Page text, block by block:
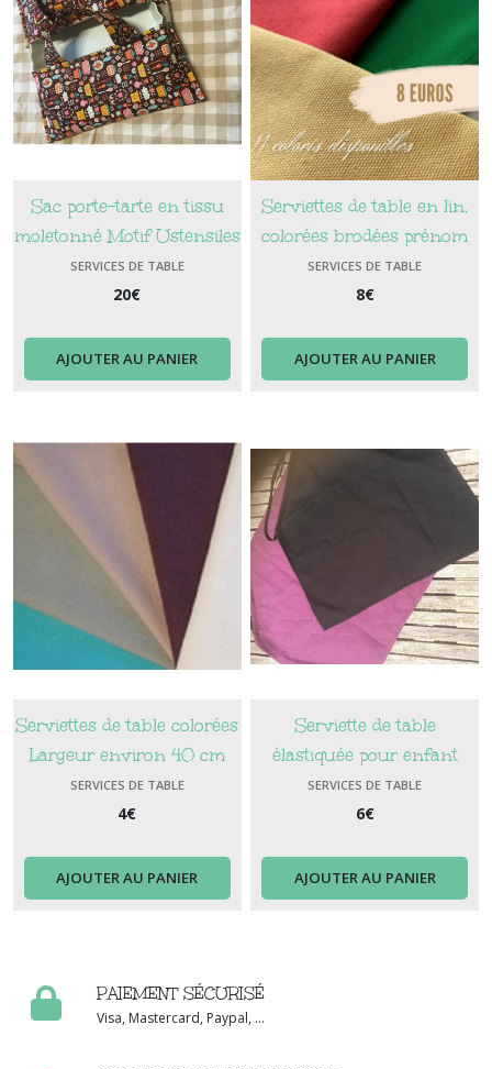
Sac porte-tarte en tissu
moletonné Motif Ustensiles
de cuisine Couleur Marron
Modèle 2
SERVICES DE TABLE
20€
AJOUTER AU PANIER
Serviettes de table en lin,
colorées brodées prénom
SERVICES DE TABLE
8€
AJOUTER AU PANIER
Serviettes de table colorées
Largeur environ 40 cm
SERVICES DE TABLE
4€
AJOUTER AU PANIER
Serviette de table
élastiquée pour enfant
avec broderie du prénom
SERVICES DE TABLE
6€
AJOUTER AU PANIER
PAIEMENT SÉCURISÉ
Visa, Mastercard, Paypal, ...